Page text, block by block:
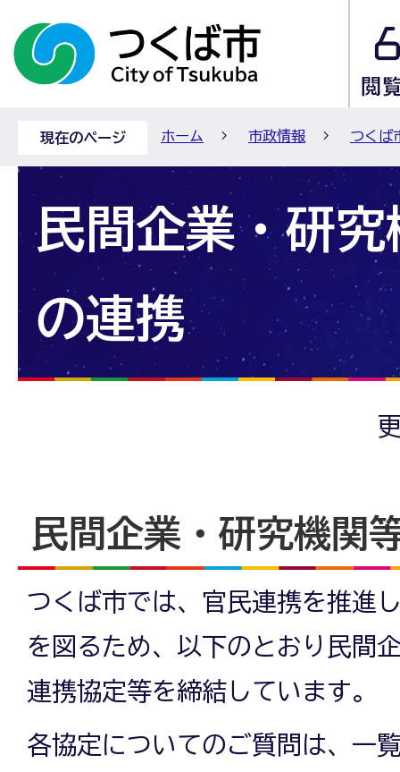
現在のページ ホーム 市政情報 つくば
民間企業・研究
の連携
民間企業・研究機関
つくば市では、官民連携を推進
を図るため、以下のとおり民間
連携協定等を締結しています。
各協定についてのご質問は、一